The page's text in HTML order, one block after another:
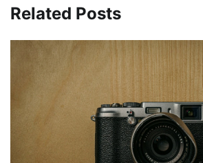
Related Posts